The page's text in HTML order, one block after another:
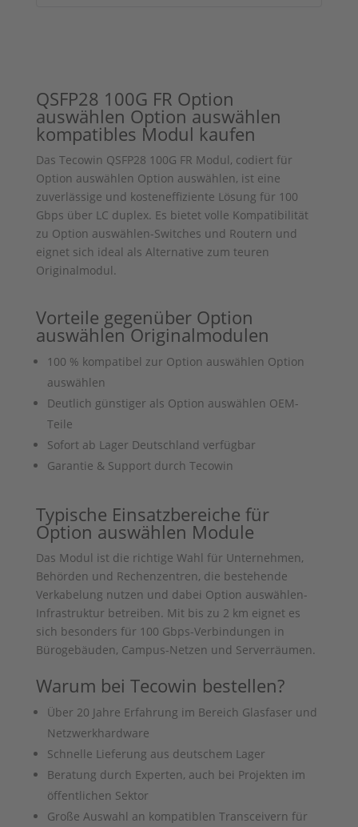
QSFP28 100G FR Option
auswählen Option auswählen
kompatibles Modul kaufen
Das Tecowin QSFP28 100G FR Modul, codiert für
Option auswählen Option auswählen, ist eine
zuverlässige und kosteneffiziente Lösung für 100
Gbps über LC duplex. Es bietet volle Kompatibilität
zu Option auswählen-Switches und Routern und
eignet sich ideal als Alternative zum teuren
Originalmodul.
Vorteile gegenüber Option
auswählenOriginalmodulen
100 % kompatibel zur Option auswählen Option
auswählen
Deutlich günstiger als Option auswählen OEM-
Teile
Sofort ab Lager Deutschland verfügbar
Garantie & Support durch Tecowin
Typische Einsatzbereiche für
Option auswählen Module
Das Modul ist die richtige Wahl für Unternehmen,
Behörden und Rechenzentren, die bestehende
Verkabelung nutzen und dabei Option auswählen-
Infrastruktur betreiben. Mit bis zu 2 km eignet es
sich besonders für 100 Gbps-Verbindungen in
Bürogebäuden, Campus-Netzen und Serverräumen.
Warum bei Tecowin bestellen?
Über 20 Jahre Erfahrung im Bereich Glasfaser und
Netzwerkhardware
Schnelle Lieferung aus deutschem Lager
Beratung durch Experten, auch bei Projekten im
öffentlichen Sektor
Große Auswahl an kompatiblen Transceivern für